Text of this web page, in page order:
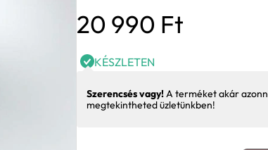
20 990 Ft
KÉSZLETEN
Szerencsés vagy!A terméket akár
megtekintheted üzletünkben!